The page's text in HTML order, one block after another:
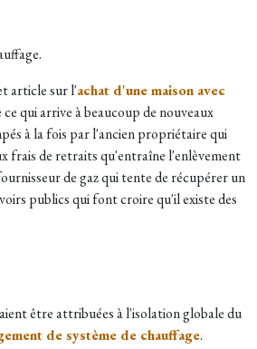
article sur l'achat d'une maison avec
qui arrive à beaucoup de nouveaux
à la fois par l'ancien propriétaire qui
frais de retraits qu'entraîne l'enlèvement
de gaz qui tente de récupérer un
publics qui font croire qu'il existe des
être attribuées à l'isolation globale du
de système de chauffage.